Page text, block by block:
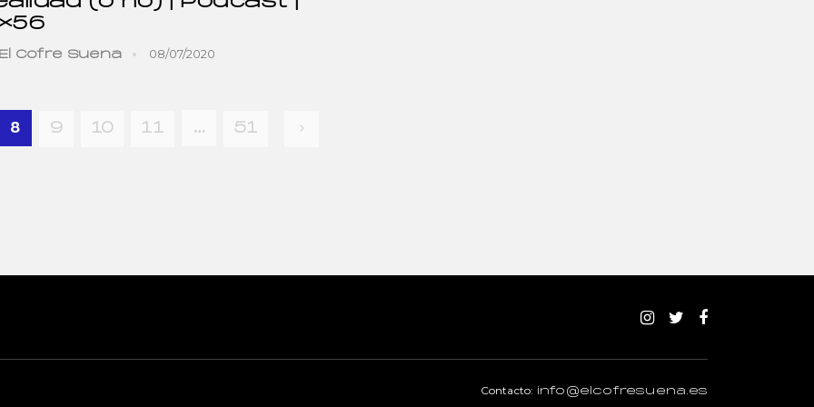
El Cofre Suena 08/07/2020
8 9 10 11 … 51
Contacto: info@elcofresuena.es